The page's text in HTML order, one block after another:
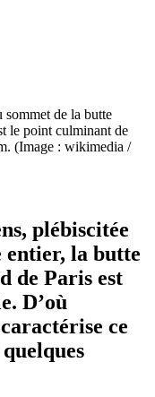
sommet de la butte
le point culminant de
(Image : wikimedia /
plébiscitée
entier, la butte
de Paris est
D’où
ce